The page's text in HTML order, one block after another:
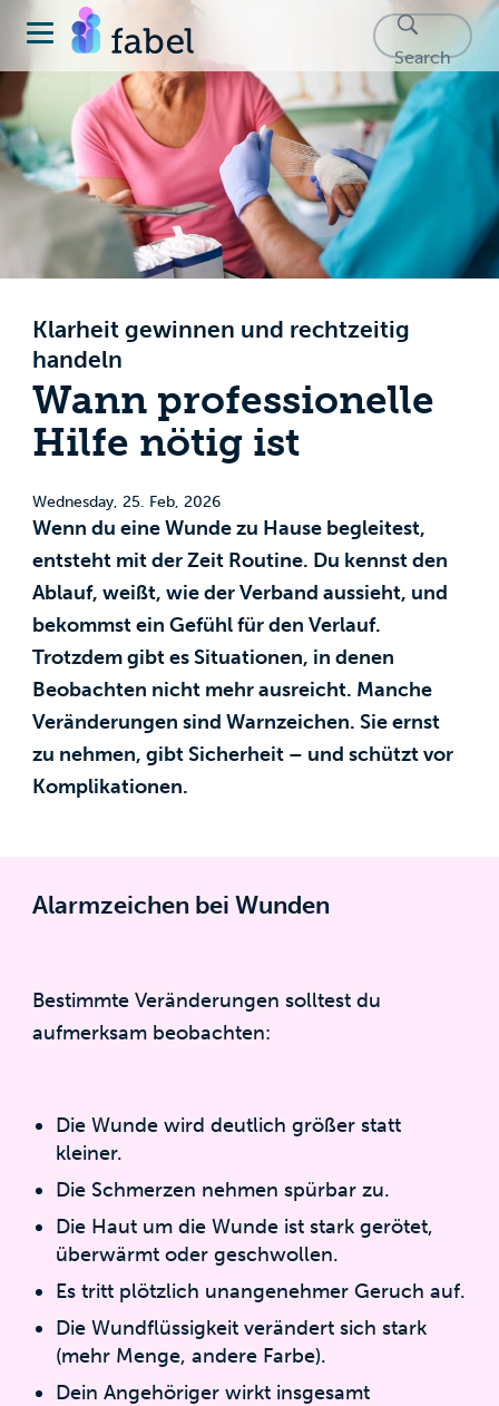
Search
Klarheit gewinnen und rechtzeitig
handeln
Wann professionelle
Hilfe nötig ist
Wednesday, 25. Feb, 2026
Wenn du eine Wunde zu Hause begleitest,
entsteht mit der Zeit Routine. Du kennst den
Ablauf, weißt, wie der Verband aussieht, und
bekommst ein Gefühl für den Verlauf.
Trotzdem gibt es Situationen, in denen
Beobachten nicht mehr ausreicht. Manche
Veränderungen sind Warnzeichen. Sie ernst
zu nehmen, gibt Sicherheit – und schützt vor
Komplikationen.
Alarmzeichen bei Wunden
Bestimmte Veränderungen solltest du
aufmerksam beobachten:
Die Wunde wird deutlich größer statt
kleiner.
Die Schmerzen nehmen spürbar zu.
Die Haut um die Wunde ist stark gerötet,
überwärmt oder geschwollen.
Es tritt plötzlich unangenehmer Geruch auf.
Die Wundflüssigkeit verändert sich stark
(mehr Menge, andere Farbe).
Dein Angehöriger wirkt insgesamt